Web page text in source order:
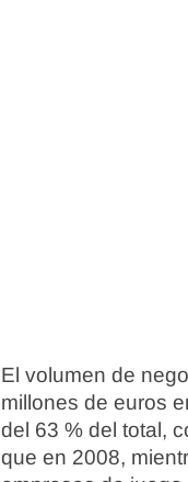
El volumen de
millones de euros
del 63 % del total,
que en 2008,